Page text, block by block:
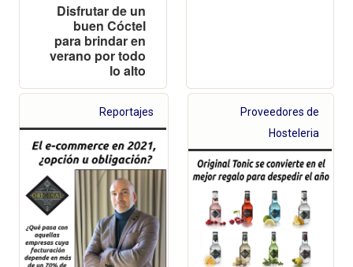
Disfrutar de un
buen Cóctel
para brindar en
verano por todo
lo alto
Reportajes
Proveedores de
Hosteleria